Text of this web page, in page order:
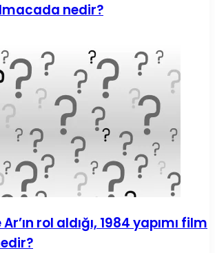
nedir?
rol aldığı, 1984 yapımı film